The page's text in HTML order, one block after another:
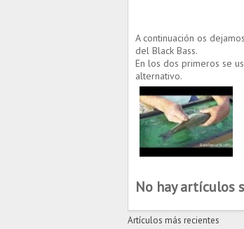
A continuación os
del Black Bass.
En los dos primeros se
alternativo.
No hay artículos
Artículos más recientes